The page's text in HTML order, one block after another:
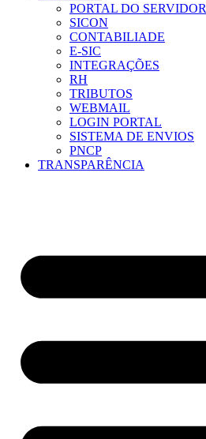
PORTAL DO SERVIDOR
SICON
CONTABILIADE
E-SIC
INTEGRAÇÕES
RH
TRIBUTOS
WEBMAIL
LOGIN PORTAL
SISTEMA DE ENVIOS
PNCP
TRANSPARÊNCIA